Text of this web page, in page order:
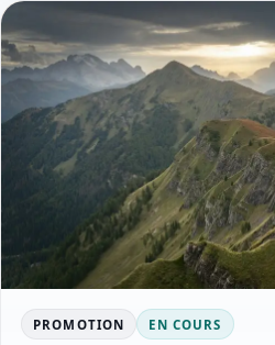
PROMOTION EN COURS